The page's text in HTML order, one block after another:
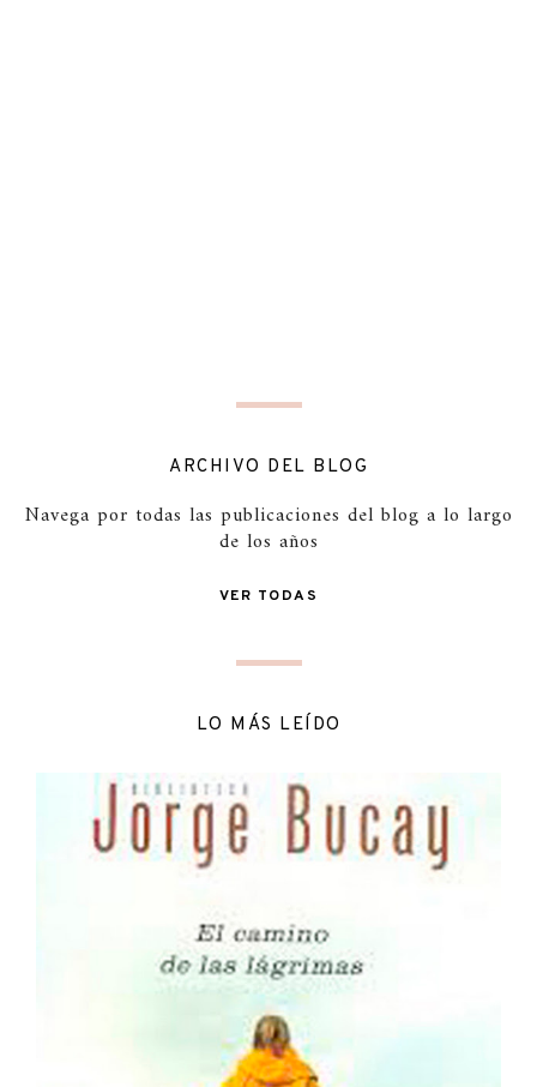
ARCHIVO DEL BLOG
Navega por todas las publicaciones del blog a lo largo
de los años
VER TODAS
LO MÁS LEÍDO